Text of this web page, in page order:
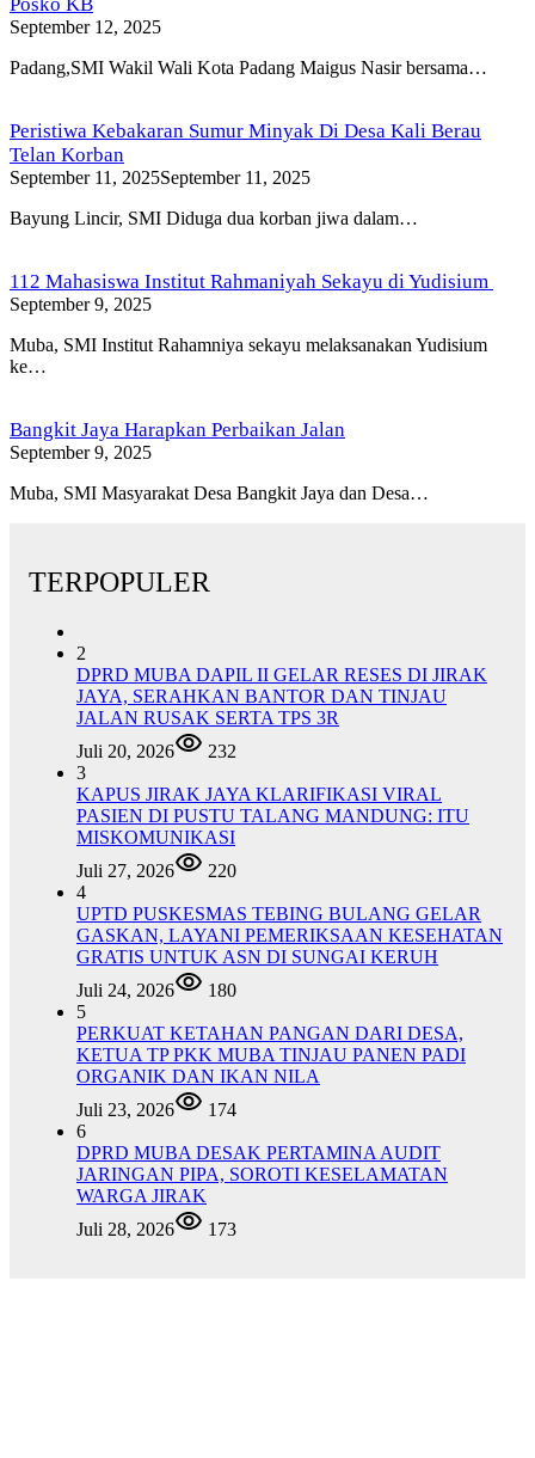
September 12, 2025
Padang,SMI Wakil Wali Kota Padang Maigus Nasir bersama…
Peristiwa Kebakaran Sumur Minyak Di Desa Kali Berau
Telan Korban
September 11, 2025September 11, 2025
Bayung Lincir, SMI Diduga dua korban jiwa dalam…
112 Mahasiswa Institut Rahmaniyah Sekayu di Yudisium
September 9, 2025
Muba, SMI Institut Rahamniya sekayu melaksanakan Yudisium
ke…
Bangkit Jaya Harapkan Perbaikan Jalan
September 9, 2025
Muba, SMI Masyarakat Desa Bangkit Jaya dan Desa…
TERPOPULER
2
DPRD MUBA DAPIL II GELAR RESES DI JIRAK
JAYA, SERAHKAN BANTOR DAN TINJAU
JALAN RUSAK SERTA TPS 3R
Juli 20, 2026
232
3
KAPUS JIRAK JAYA KLARIFIKASI VIRAL
PASIEN DI PUSTU TALANG MANDUNG: ITU
MISKOMUNIKASI
Juli 27, 2026
220
4
UPTD PUSKESMAS TEBING BULANG GELAR
GASKAN, LAYANI PEMERIKSAAN KESEHATAN
GRATIS UNTUK ASN DI SUNGAI KERUH
Juli 24, 2026
180
5
PERKUAT KETAHAN PANGAN DARI DESA,
KETUA TP PKK MUBA TINJAU PANEN PADI
ORGANIK DAN IKAN NILA
Juli 23, 2026
174
6
DPRD MUBA DESAK PERTAMINA AUDIT
JARINGAN PIPA, SOROTI KESELAMATAN
WARGA JIRAK
Juli 28, 2026
173